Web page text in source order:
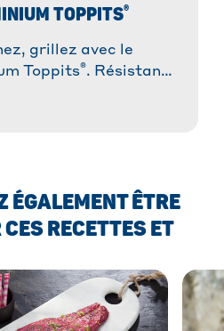
TOPPITS®
grillez avec le
Toppits®. Résistant,
ÉGALEMENT ÊTRE
RECETTES ET